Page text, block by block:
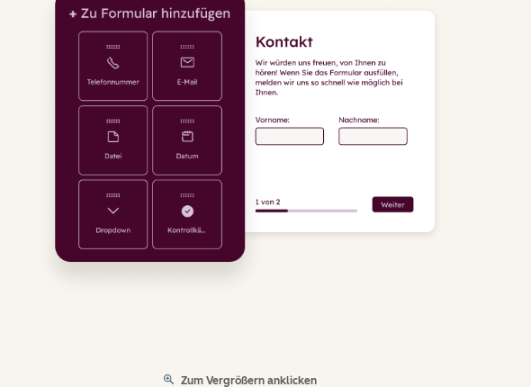
Zum Vergrößern anklicken